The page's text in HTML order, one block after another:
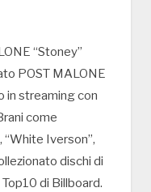
“Stoney”
POST MALONE
in streaming con
come
“White Iverson”,
dischi di
di Billboard.